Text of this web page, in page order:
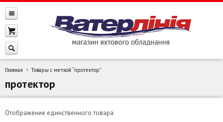
Главная Товары с меткой “протектор”
протектор
Отображение единственного товара